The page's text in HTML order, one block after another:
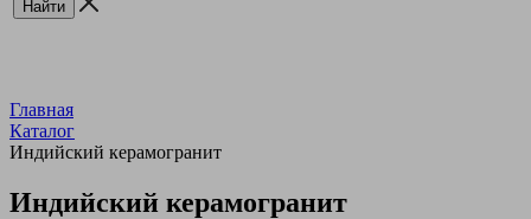
Главная
Каталог
Индийский керамогранит
Индийский керамогранит